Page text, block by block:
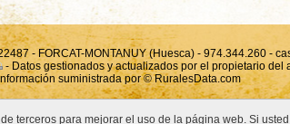
- FORCAT-MONTANUY (Huesca) - 974.344.260 -
- Datos gestionados y actualizados por el propietario del
suministrada por ©RuralesData.com
terceros para mejorar el uso de la página web. Si